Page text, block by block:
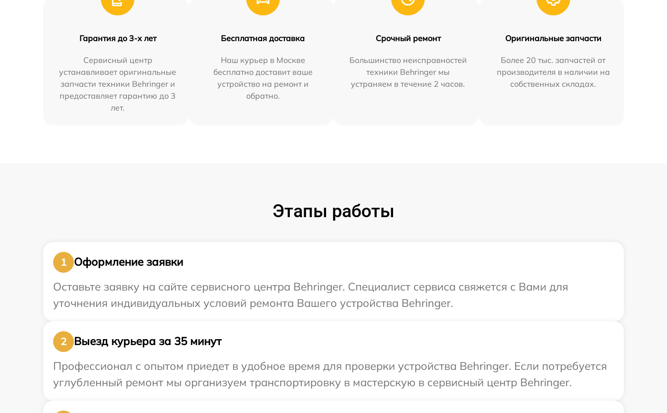
Гарантия до 3-х лет
Сервисный центр
устанавливает оригинальные
запчасти техники Behringer и
предоставляет гарантию до 3
лет.
Бесплатная доставка
Наш курьер в Москве
бесплатно доставит ваше
устройство на ремонт и
обратно.
Срочный ремонт
Большинство неисправностей
техники Behringer мы
устраняем в течение 2 часов.
Оригинальные запчасти
Более 20 тыс. запчастей от
производителя в наличии на
собственных складах.
Этапы работы
1
Оформление заявки
Оставьте заявку на сайте сервисного центра Behringer. Специалист сервиса свяжется с Вами для
уточнения индивидуальных условий ремонта Вашего устройства Behringer.
2
Выезд курьера за 35 минут
Профессионал с опытом приедет в удобное время для проверки устройства Behringer. Если потребуется
углубленный ремонт мы организуем транспортировку в мастерскую в сервисный центр Behringer.